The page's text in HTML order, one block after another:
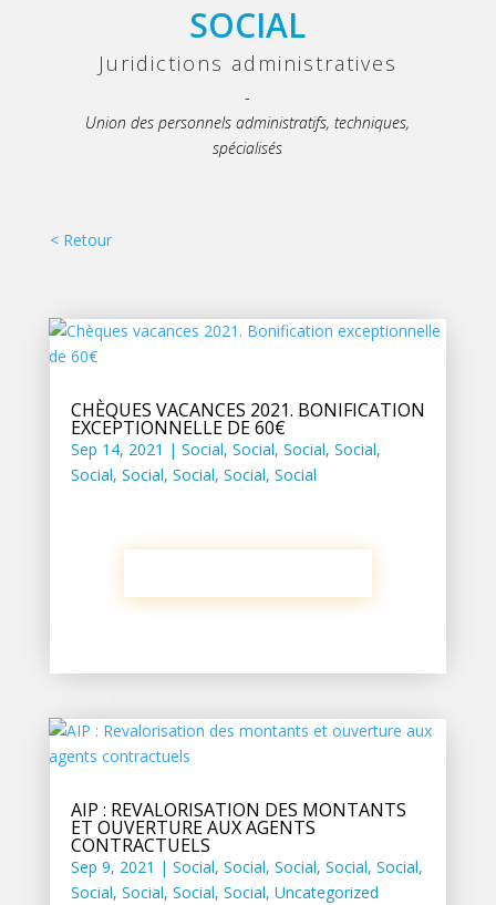
SOCIAL
Juridictions administratives
-
Union des personnels administratifs, techniques,
spécialisés
< Retour
CHÈQUES VACANCES 2021. BONIFICATION
EXCEPTIONNELLE DE 60€
Sep 14, 2021 | Social, Social, Social, Social,
Social, Social, Social, Social, Social
AIP : REVALORISATION DES MONTANTS
ET OUVERTURE AUX AGENTS
CONTRACTUELS
Sep 9, 2021 | Social, Social, Social, Social, Social,
Social, Social, Social, Social, Uncategorized